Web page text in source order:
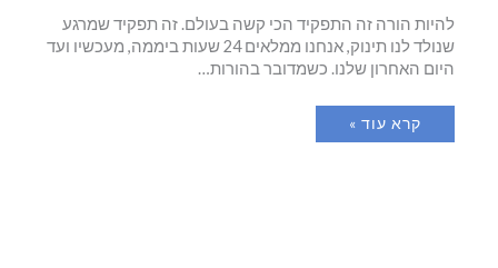
להיות הורה זה התפקיד הכי קשה בעולם. זה תפקיד שמרגע
שנולד לנו תינוק, אנחנו ממלאים 24 שעות ביממה, מעכשיו ועד
היום האחרון שלנו. כשמדובר בהורות…
קרא עוד »